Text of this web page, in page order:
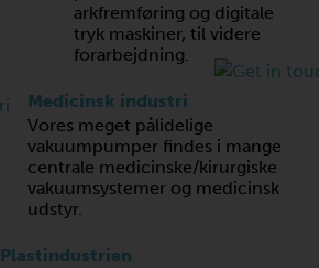
arkfremføring og digitale
tryk maskiner, til videre
forarbejdning.
Medicinsk industri
Vores meget pålidelige
vakuumpumper findes i mange
centrale medicinske/kirurgiske
vakuumsystemer og medicinsk
udstyr.
Plastindustrien